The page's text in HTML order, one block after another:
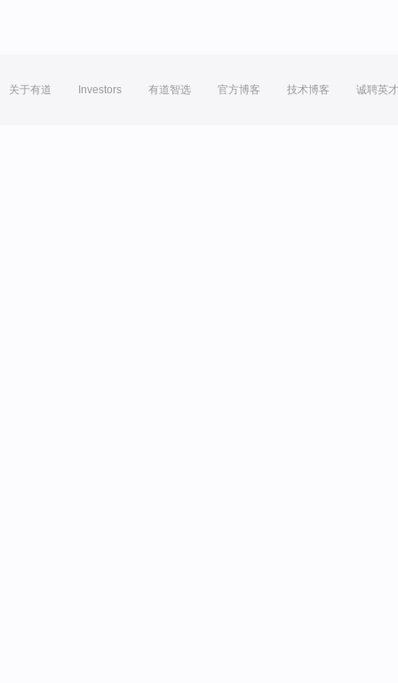
关于有道 Investors 有道智选 官方博客 技术博客 诚聘英才